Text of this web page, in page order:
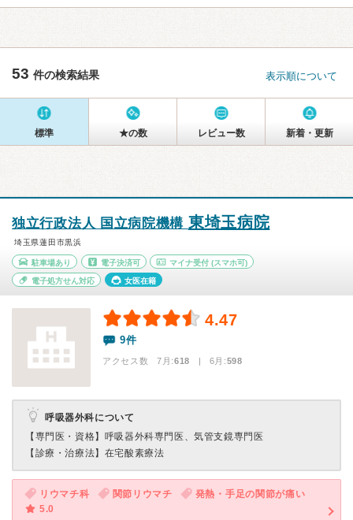
53 件の検索結果 表示順について
標準 ★の数 レビュー数 新着・更新
独立行政法人 国立病院機構 東埼玉病院
埼玉県蓮田市黒浜
駐車場あり 電子決済可 マイナ受付 (スマホ可)
電子処方せん対応 女医在籍
4.47
9件
アクセス数 7月:618 | 6月:598
呼吸器外科について
【専門医・資格】 呼吸器外科専門医、気管支鏡専門医
【診療・治療法】 在宅酸素療法
リウマチ科 関節リウマチ
発熱・手足の関節が痛い
5.0